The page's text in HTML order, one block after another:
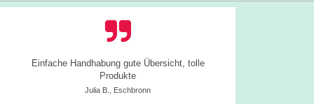
Einfache Handhabung gute Übersicht, tolle
Produkte
Julia B., Eschbronn